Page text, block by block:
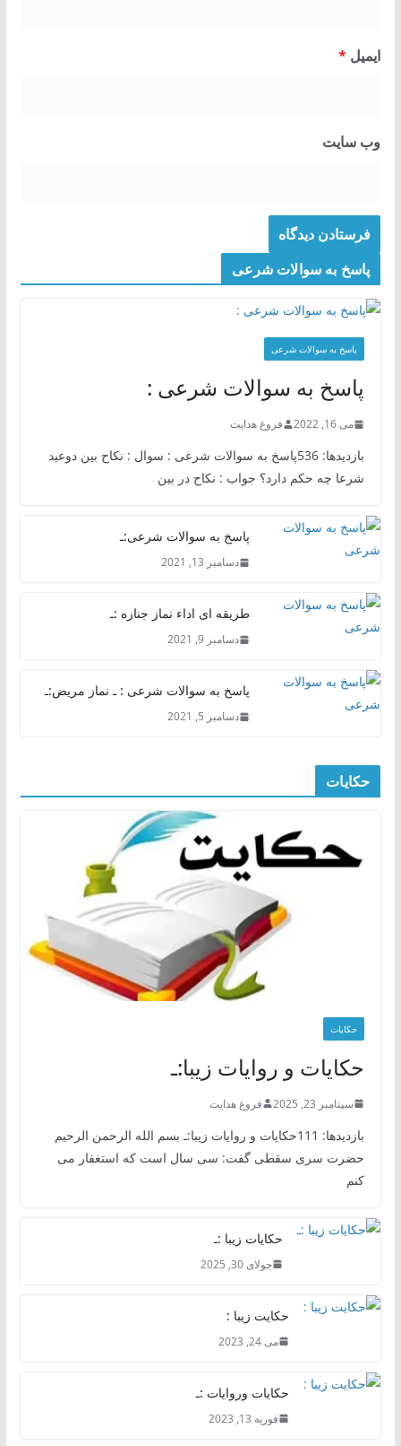
ایمیل *
وب‌ سایت
پاسخ به سوالات شرعی
پاسخ به سوالات شرعی
پاسخ به سوالات شرعی :
می 16, 2022 فروغ هدایت
بازدیدها: 536پاسخ به سوالات شرعی : سوال : نکاح بین دوعید
شرعا چه حکم دارد؟ جواب : نکاح در بین
پاسخ به سوالات شرعی:ـ
دسامبر 13, 2021
طریقه ای اداء نماز جنازه :ـ
دسامبر 9, 2021
پاسخ به سوالات شرعی : ـ نماز مریض:ـ
دسامبر 5, 2021
حکایات
حکایات
حکایات و روایات زیبا:ـ
سپتامبر 23, 2025 فروغ هدایت
بازدیدها: 111حکایات و روایات زیبا:ـ بسم الله الرحمن الرحیم
حضرت سری سقطی گفت: سی سال است که استغفار می
کنم
حکایات زیبا :ـ
جولای 30, 2025
حکایت زیبا :
می 24, 2023
حکایات وروایات :ـ
فوریه 13, 2023